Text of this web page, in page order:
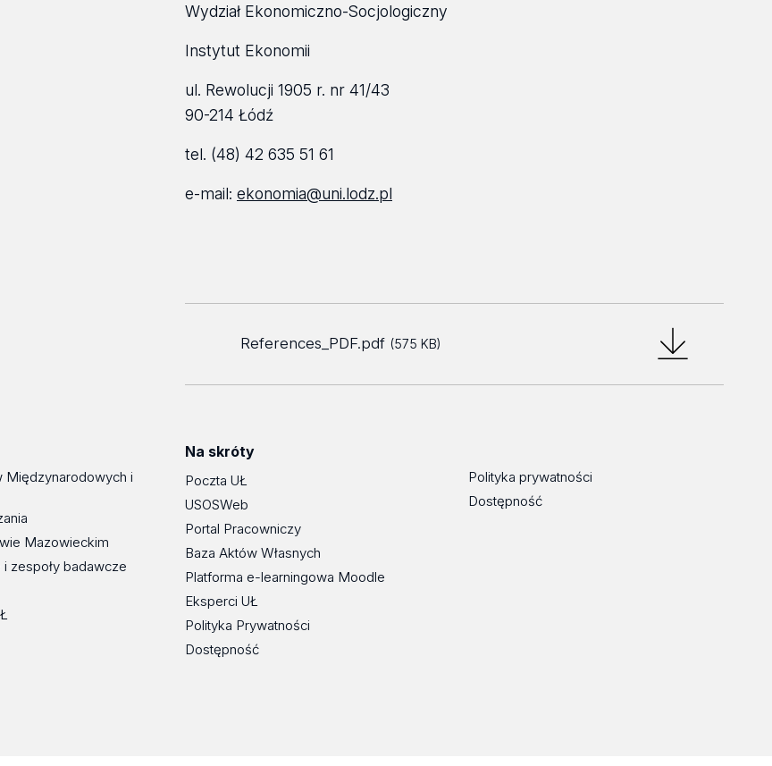
Wydział Ekonomiczno-Socjologiczny
Instytut Ekonomii
ul. Rewolucji 1905 r. nr 41/43
90-214 Łódź
tel. (48) 42 635 51 61
e-mail: ekonomia@uni.lodz.pl
References_PDF.pdf (575 KB)
Międzynarodowych i
Mazowieckim
zespoły badawcze
Na skróty
Poczta UŁ
USOSWeb
Portal Pracowniczy
Baza Aktów Własnych
Platforma e-learningowa Moodle
Eksperci UŁ
Polityka Prywatności
Dostępność
Polityka prywatności
Dostępność